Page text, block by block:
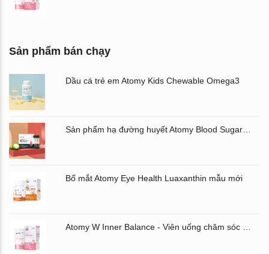
Sản phẩm bán chạy
Dầu cá trẻ em Atomy Kids Chewable Omega3
Sản phẩm hạ đường huyết Atomy Blood Sugar Cut Bitter Melon chiết xuất mướp đắng hộp 60 gói
Bổ mắt Atomy Eye Health Luaxanthin mẫu mới